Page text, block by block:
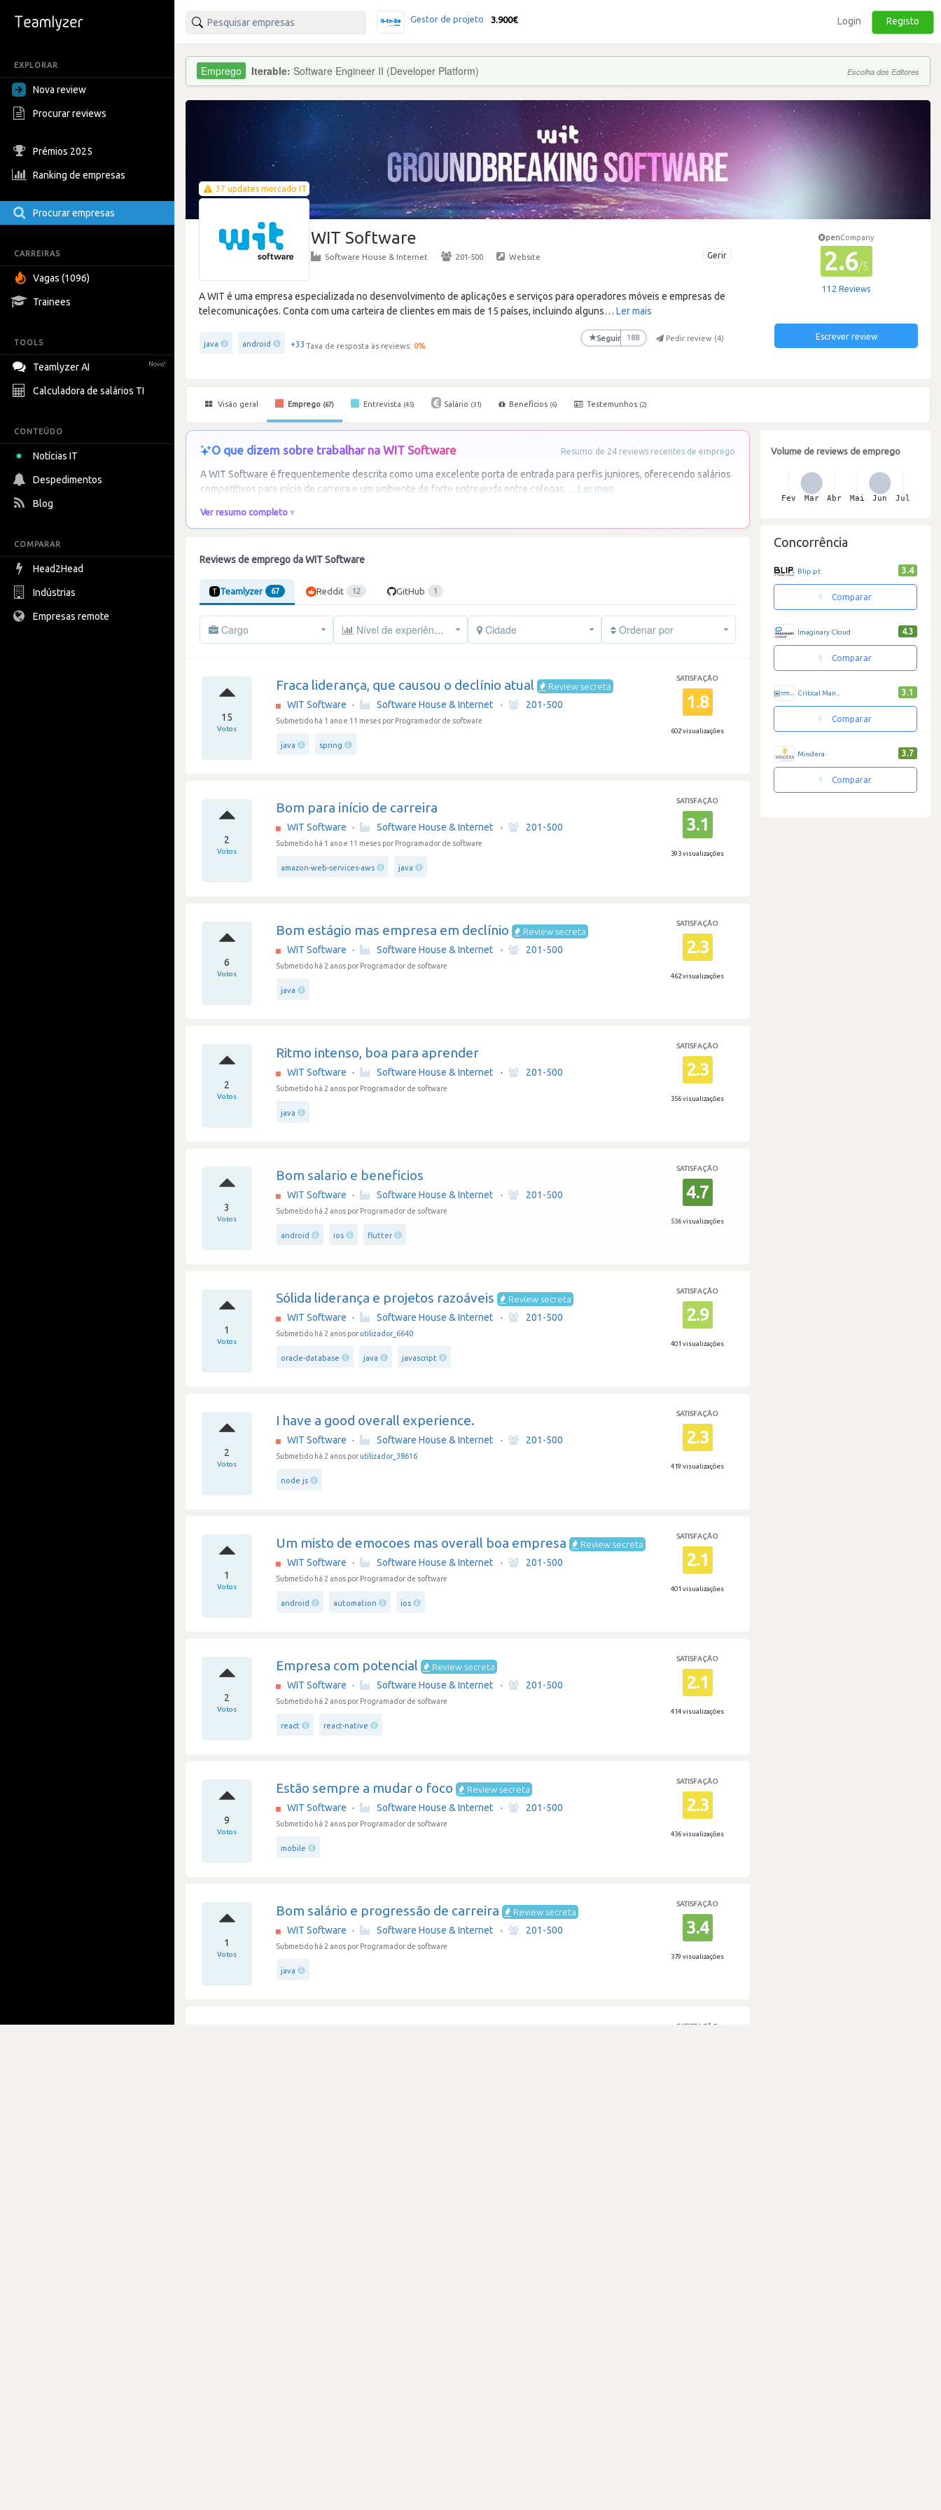
EXPLORAR
Nova review
Procurar reviews
Prémios 2025
Ranking de empresas
Procurar empresas
CARREIRAS
Vagas (1096)
Trainees
TOOLS
Teamlyzer AI Novo!
Calculadora de salários TI
CONTEÚDO
Notícias IT
Despedimentos
Blog
COMPARAR
Head2Head
Indústrias
Empresas remote
Gestor de projeto 3.900€ Login Registo
Iterable: Software Engineer II (Developer Platform) Escolha dos Editores
37 updates mercado IT
WIT Software
Gerir
Software House & Internet · 201-500 · Website
A WIT é uma empresa especializada no desenvolvimento de aplicações e serviços para operadores móveis e empresas de
telecomunicações. Conta com uma carteira de clientes em mais de 15 países, incluindo alguns… Ler mais
java android +33 Taxa de resposta às reviews: 0%
★Seguir 188 Pedir review (4)
penCompany
2.6/5
112 Reviews
Escrever review
Visão geral Emprego (67) Entrevista (45) Salário (31) Benefícios (6) Testemunhos (2)
O que dizem sobre trabalhar na WIT Software Resumo de 24 reviews recentes de emprego
A WIT Software é frequentemente descrita como uma excelente porta de entrada para perfis juniores, oferecendo salários
competitivos para início de carreira e um ambiente de forte entreajuda entre colegas.… Ler mais
Ver resumo completo
Reviews de emprego da WIT Software
Teamlyzer 67 Reddit 12 GitHub 1
Cargo Nível de experiência Cidade Ordenar por
15
Votos
Fraca liderança, que causou o declínio atual Review secreta
WIT Software · Software House & Internet · 201-500
Submetido há 1 ano e 11 meses por Programador de software
java spring
SATISFAÇÃO
1.8
602 visualizações
2
Votos
Bom para início de carreira
WIT Software · Software House & Internet · 201-500
Submetido há 1 ano e 11 meses por Programador de software
amazon-web-services-aws java
SATISFAÇÃO
3.1
393 visualizações
6
Votos
Bom estágio mas empresa em declínio Review secreta
WIT Software · Software House & Internet · 201-500
Submetido há 2 anos por Programador de software
java
SATISFAÇÃO
2.3
462 visualizações
2
Votos
Ritmo intenso, boa para aprender
WIT Software · Software House & Internet · 201-500
Submetido há 2 anos por Programador de software
java
SATISFAÇÃO
2.3
356 visualizações
3
Votos
Bom salario e beneficios
WIT Software · Software House & Internet · 201-500
Submetido há 2 anos por Programador de software
android ios flutter
SATISFAÇÃO
4.7
536 visualizações
1
Votos
Sólida liderança e projetos razoáveis Review secreta
WIT Software · Software House & Internet · 201-500
Submetido há 2 anos por utilizador_6640
oracle-database java javascript
SATISFAÇÃO
2.9
401 visualizações
2
Votos
I have a good overall experience.
WIT Software · Software House & Internet · 201-500
Submetido há 2 anos por utilizador_38616
node.js
SATISFAÇÃO
2.3
419 visualizações
1
Votos
Um misto de emocoes mas overall boa empresa Review secreta
WIT Software · Software House & Internet · 201-500
Submetido há 2 anos por Programador de software
android automation ios
SATISFAÇÃO
2.1
401 visualizações
2
Votos
Empresa com potencial Review secreta
WIT Software · Software House & Internet · 201-500
Submetido há 2 anos por Programador de software
react react-native
SATISFAÇÃO
2.1
414 visualizações
9
Votos
Estão sempre a mudar o foco Review secreta
WIT Software · Software House & Internet · 201-500
Submetido há 2 anos por Programador de software
mobile
SATISFAÇÃO
2.3
436 visualizações
1
Votos
Bom salário e progressão de carreira Review secreta
WIT Software · Software House & Internet · 201-500
Submetido há 2 anos por Programador de software
java
SATISFAÇÃO
3.4
379 visualizações
SATISFAÇÃO
Volume de reviews de emprego
Concorrência
Blip.pt 3.4
Comparar
Imaginary Cloud 4.3
Comparar
Critical Man... 3.1
Comparar
Mindera 3.7
Comparar